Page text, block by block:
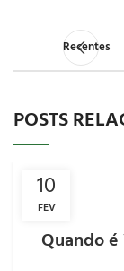
Recentes
POSTS
10
FEV
Quando